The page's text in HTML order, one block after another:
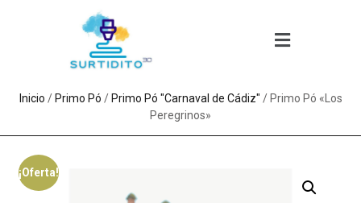
Inicio / Primo Pó / Primo Pó "Carnaval de Cádiz" / Primo Pó «Los
Peregrinos»
¡Oferta!